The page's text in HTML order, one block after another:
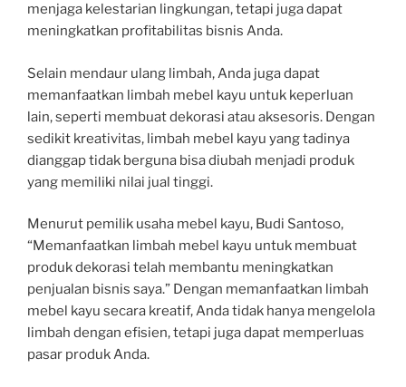
menjaga kelestarian lingkungan, tetapi juga dapat
meningkatkan profitabilitas bisnis Anda.
Selain mendaur ulang limbah, Anda juga dapat
memanfaatkan limbah mebel kayu untuk keperluan
lain, seperti membuat dekorasi atau aksesoris. Dengan
sedikit kreativitas, limbah mebel kayu yang tadinya
dianggap tidak berguna bisa diubah menjadi produk
yang memiliki nilai jual tinggi.
Menurut pemilik usaha mebel kayu, Budi Santoso,
“Memanfaatkan limbah mebel kayu untuk membuat
produk dekorasi telah membantu meningkatkan
penjualan bisnis saya.” Dengan memanfaatkan limbah
mebel kayu secara kreatif, Anda tidak hanya mengelola
limbah dengan efisien, tetapi juga dapat memperluas
pasar produk Anda.